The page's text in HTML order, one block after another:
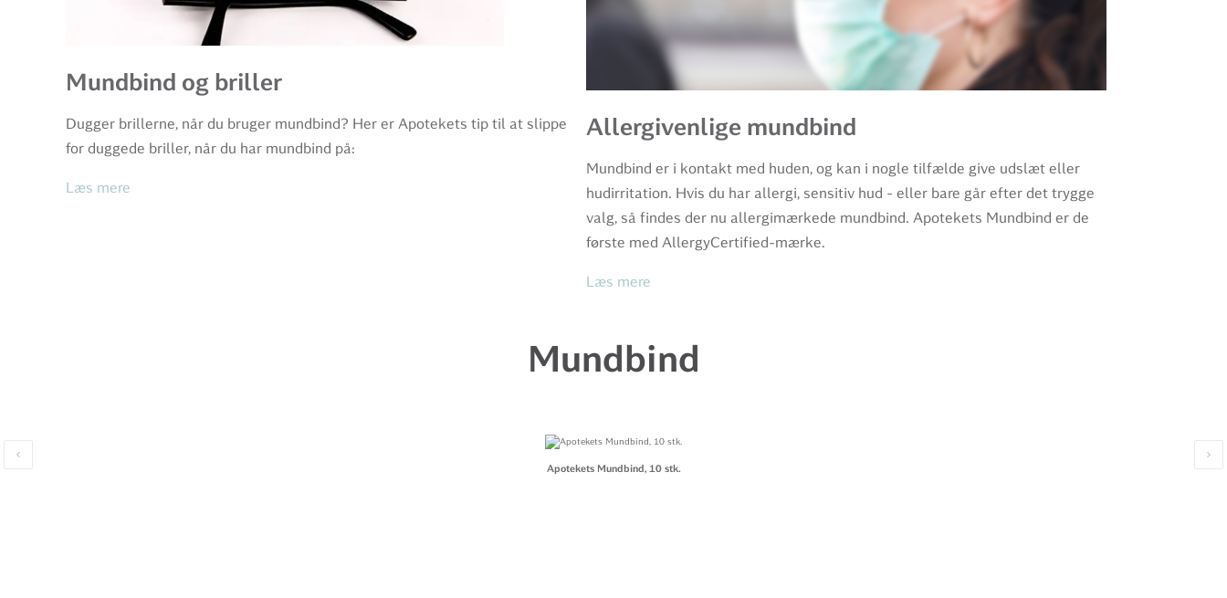
Mundbind og briller
Dugger brillerne, når du bruger mundbind? Her er Apotekets tip til at slippe
for duggede briller, når du har mundbind på:
Læs mere
Allergivenlige mundbind
Mundbind er i kontakt med huden, og kan i nogle tilfælde give udslæt eller
hudirritation. Hvis du har allergi, sensitiv hud - eller bare går efter det trygge
valg, så findes der nu allergimærkede mundbind. Apotekets Mundbind er de
første med AllergyCertified-mærke.
Læs mere
Mundbind
Apotekets Mundbind, 10 stk.